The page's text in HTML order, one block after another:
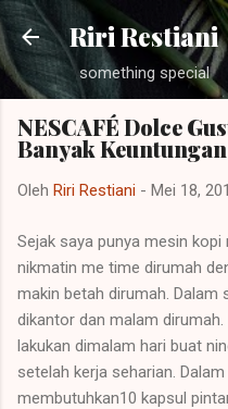
Langsung
Riri Restiani
something special
NESCAFÉ Dolce
Banyak Keuntungan
Oleh Riri Restiani - Mei 18,
Sejak saya punya mesin
nikmatin me time dirumah
makin betah dirumah. Dalam
dikantor dan malam
lakukan dimalam hari buat
setelah kerja seharian.
membutuhkan10 kapsul